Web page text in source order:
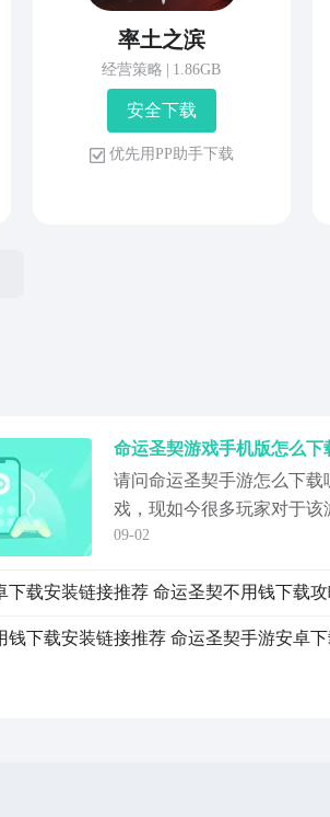
率土之滨
经营策略 1.86GB
安 全 下 载
优 先 用 P P 助 手 下 载
请问命运圣契手游怎么下
戏，现如今很多玩家对于
游戏当中不仅仅能够体验到
前应该找到合适的下载渠
链接：》》》》...
09-02
下载安装链接推荐 命运圣契不用钱下载攻